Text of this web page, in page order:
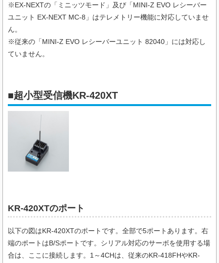
※EX-NEXTの「ミニッツモード」及び「MINI-Z EVO レシーバー
ユニット EX-NEXT MC-8」はテレメトリー機能に対応していませ
ん。
※従来の「MINI-Z EVO レシーバーユニット 82040」には対応し
ていません。
■超小型受信機KR-420XT
KR-420XTのポート
以下の図はKR-420XTのポートです。全部で5ポートあります。右
端のポートはB/Sポートです。シリアル対応のサーボを使用する場
合は、ここに接続します。1～4CHは、従来のKR-418FHやKR-